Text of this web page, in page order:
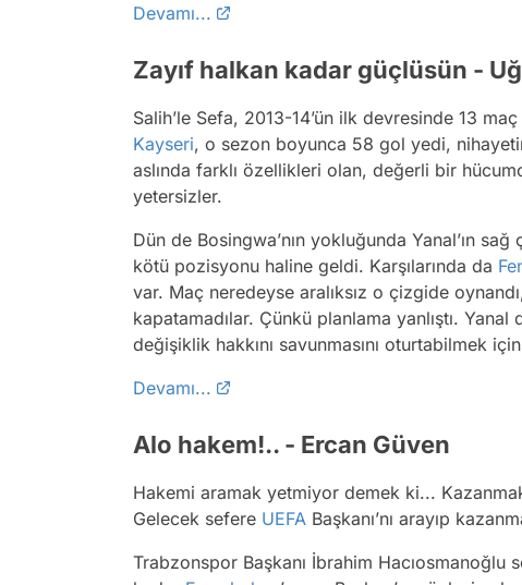
Devamı...
Zayıf halkan kadar güçlüsün -
Salih’le Sefa, 2013-14’ün ilk devresinde 13
Kayseri, o sezon boyunca 58 gol yedi,
aslında farklı özellikleri olan, değerli bir
yetersizler.
Dün de Bosingwa’nın yokluğunda Yanal’ın
kötü pozisyonu haline geldi. Karşılarında da
var. Maç neredeyse aralıksız o çizgide
kapatamadılar. Çünkü planlama yanlıştı.
değişiklik hakkını savunmasını oturtabilmek
Devamı...
Alo hakem!.. - Ercan Güven
Hakemi aramak yetmiyor demek ki...
Gelecek sefere UEFA Başkanı’nı arayıp
Trabzonspor Başkanı İbrahim